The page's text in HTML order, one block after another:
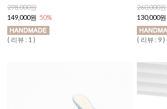
298,000원
149,000원 50%
( 리뷰 : 1 )
260,000원
130,000원
( 리뷰 : 9 )